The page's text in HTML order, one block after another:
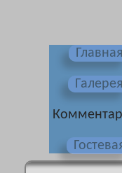
Главная
Галерея